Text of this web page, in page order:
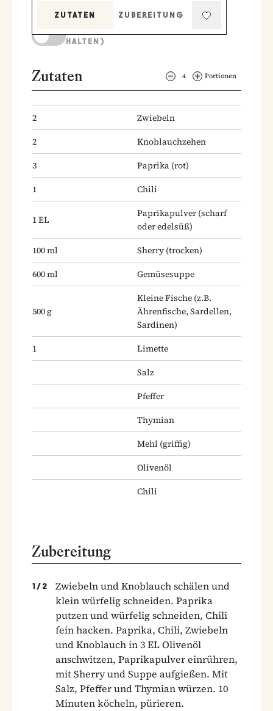
ZUTATEN
ZUBEREITUNG
HALTEN)
Zutaten 4 Portionen
2
Zwiebeln
2
Knoblauchzehen
3
Paprika (rot)
1
Chili
1EL
Paprikapulver (scharf
oder edelsüß)
100ml Sherry (trocken)
600ml Gemüsesuppe
500g
Kleine Fische (z.B.
Ährenfische, Sardellen,
Sardinen)
1
Limette
Salz
Pfeffer
Thymian
Mehl (griffig)
Olivenöl
Chili
Zubereitung
1 / 2
Zwiebeln und Knoblauch schälen und
klein würfelig schneiden. Paprika
putzen und würfelig schneiden, Chili
fein hacken. Paprika, Chili, Zwiebeln
und Knoblauch in 3 EL Olivenöl
anschwitzen, Paprikapulver einrühren,
mit Sherry und Suppe aufgießen. Mit
Salz, Pfeffer und Thymian würzen. 10
Minuten köcheln, pürieren.